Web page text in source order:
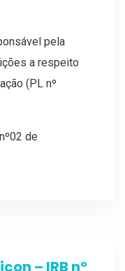
pela
a respeito
(PL nº
de
– IRB nº